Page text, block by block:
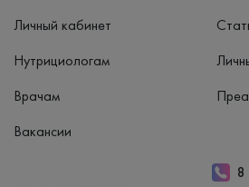
Личный кабинет
Нутрициологам
Врачам
Вакансии
8